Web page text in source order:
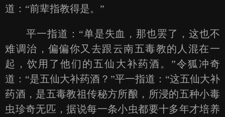
道：“前辈指教得是。”
平一指道：“单是失血，那也罢了，这也不
难调治，偏偏你又去跟云南五毒教的人混在一
起，饮用了他们的五仙大补药酒。”令狐冲奇
道：“是五仙大补药酒？”平一指道：“这五仙大补
药酒，是五毒教祖传秘方所酿，所浸的五种小毒
虫珍奇无匹，据说每一条小虫都要十多年才培养